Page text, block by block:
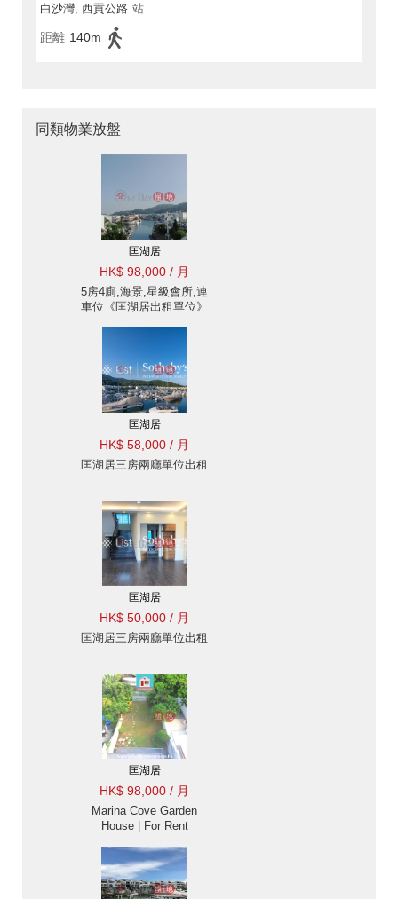
白沙灣, 西貢公路 站
距離 140m
同類物業放盤
匡湖居
HK$ 98,000 / 月
5房4廁,海景,星級會所,連
車位《匡湖居出租單位》
匡湖居
HK$ 58,000 / 月
匡湖居三房兩廳單位出租
匡湖居
HK$ 50,000 / 月
匡湖居三房兩廳單位出租
匡湖居
HK$ 98,000 / 月
Marina Cove Garden
House | For Rent